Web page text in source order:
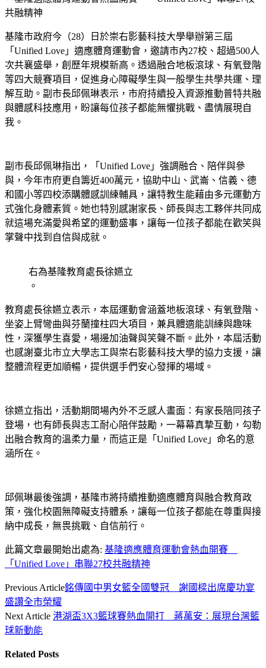
基隆市政府今（28）日於崇右影藝科技大學舉辦第三屆
「Unified Love」適應體育運動會，邀請市內27校、超過500人
次共襄盛舉，創歷年規模新高。透過融合地板滾球、有氧登階
等四大競賽項目，促進身心障礙學生與一般學生共學共運、理
解互助。副市長邱佩琳表示，市府持續投入資源推動普特共融
與體感科技應用，盼讓每位孩子都能無懼挑戰、盡情展現自
我。
副市長邱佩琳指出，「Unified Love」強調融合、陪伴與參
與，今年市府更自籌近400萬元，協助中山、武崙、信義、德
和國小等四校添購體感訓練輔具，讓特教生能藉由多元運動方
式強化身體素質。她也特別感謝家長、師長與志工夥伴共同成
就這場充滿愛與希望的運動盛事，讓每一位孩子都能在歡笑與
掌聲中找到自信與成就。
右為基隆教育處長徐嬿立
。
教育處長徐嬿立表示，本屆運動會涵蓋地板滾球、有氧登階、
坐姿上臂彎曲與芬蘭撞柱四大項目，兼具體適能訓練與趣味
性，深獲學生喜愛，場邊加油聲與笑聲不斷。此外，本屆活動
也感謝臺北市立大學志工與崇右影藝科技大學的協力支援，讓
整體流程更加順暢，提供選手們安心發揮的場域。
徐嬿立指出，活動期間場內外不乏感人畫面：有家長陪同孩子
登場，也有師長與志工耐心陪伴鼓勵，一幕幕真摯互動，勾勒
出融合教育的溫柔力量，而這正是「Unified Love」命名的意
涵所在。
邱佩琳最後強調，基隆市將持續推動適應體育與融合教育政
策，強化校園無障礙支持體系，讓每一位孩子都能在尊重與接
納中成長，無畏挑戰、自信前行。
此篇文章最開始出處為: 基隆適應體育運動會熱血開賽
「Unified Love」串聯27校共融精神
Previous Article銘傳國中男女籃全國雙冠 謝國樑出席慶功宴
盛讚全市榮耀
Next Article 港湖盃3X3籃球賽熱血開打 蔣萬安：展現台灣籃
球新動能
Related Posts